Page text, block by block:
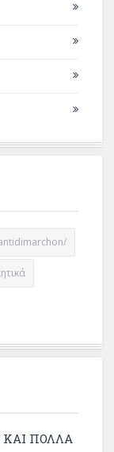
ΚΑΙ ΠΟΛΛΆ